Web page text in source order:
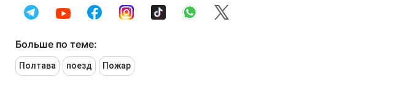
Больше по теме:
Полтава поезд Пожар